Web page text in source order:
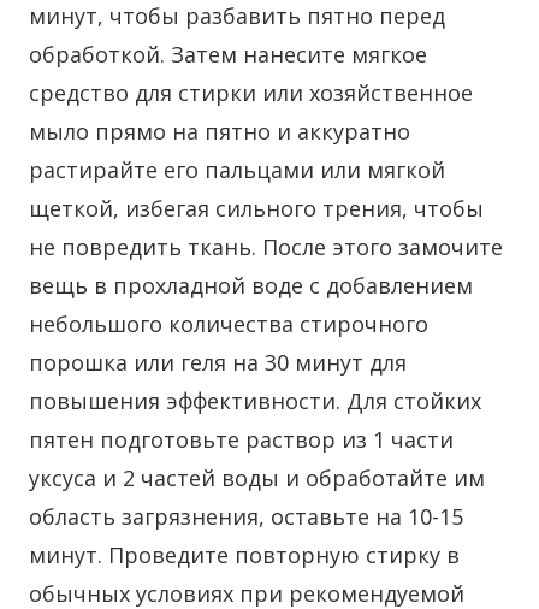
минут, чтобы разбавить пятно перед
обработкой. Затем нанесите мягкое
средство для стирки или хозяйственное
мыло прямо на пятно и аккуратно
растирайте его пальцами или мягкой
щеткой, избегая сильного трения, чтобы
не повредить ткань. После этого замочите
вещь в прохладной воде с добавлением
небольшого количества стирочного
порошка или геля на 30 минут для
повышения эффективности. Для стойких
пятен подготовьте раствор из 1 части
уксуса и 2 частей воды и обработайте им
область загрязнения, оставьте на 10-15
минут. Проведите повторную стирку в
обычных условиях при рекомендуемой